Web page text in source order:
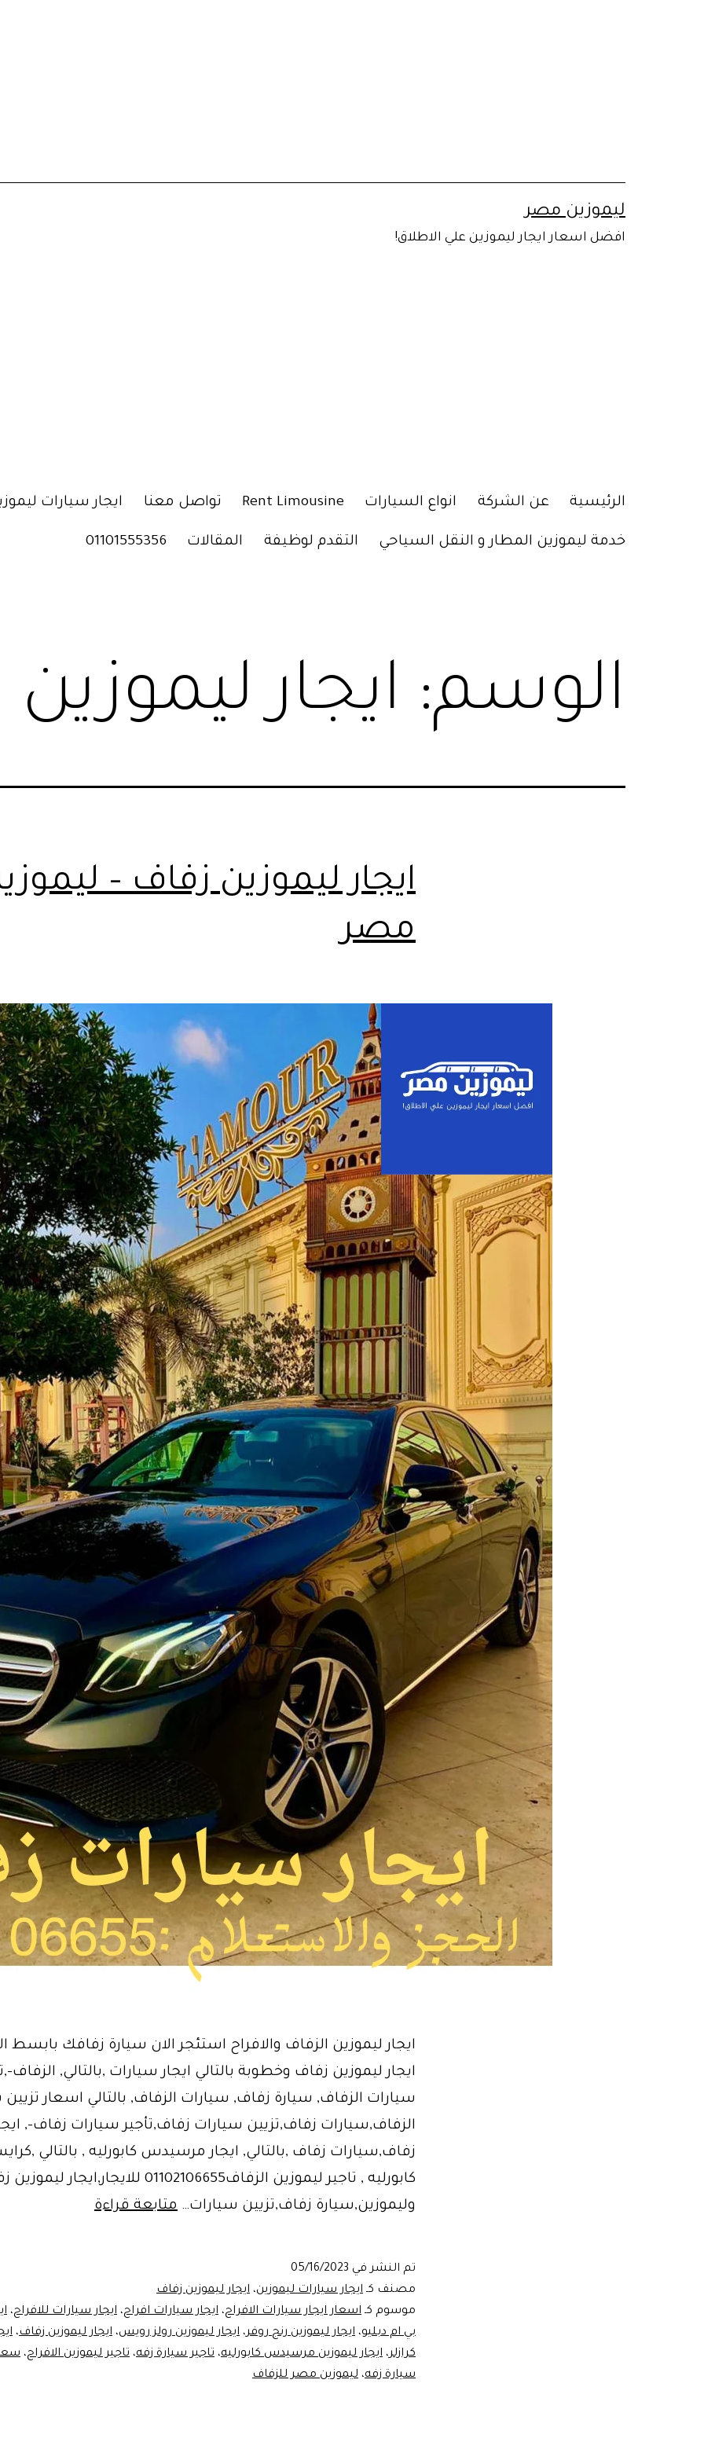
ليموزين مصر
افضل اسعار ايجار ليموزين علي الاطلاق!
الرئيسية عن الشركة انواع السيارات Rent Limousine تواصل معنا ايجار سيارات
خدمة ليموزين المطار و النقل السياحي التقدم لوظيفة المقالات 01101555356
الوسم: ايجار
ايجار ليموزين زفاف –
مصر
ايجار ليموزين الزفاف والافراح استئجر الان سيارة زفافك بابسط
ايجار ليموزين زفاف وخطوبة بالتالي ايجار سيارات ,بالتالي, الزفاف-
سيارات الزفاف, سيارة زفاف, سيارات الزفاف, بالتالي اسعار
الزفاف,سيارات زفاف,تزيين سيارات زفاف,تأجير سيارات زفاف-,
زفاف,سيارات زفاف ,بالتالي, ايجار مرسيدس كابورليه , بالتالي
كابورليه , تاجير ليموزين الزفاف01102106655 للايجار,ايجار
وليموزين,سيارة زفاف,تزيين سيارات… متابعة قراءة
ليموزين
مصر
تم النشر في 05/16/2023
مصنف كـ ايجار سيارات ليموزين، ايجار ليموزين زفاف
موسوم كـ اسعار ايجار سيارات الافراح، ايجار سيارات افراح، ايجار سيارات للافراح،
بي ام دبليو، ايجار ليموزين رنج روفر، ايجار ليموزين رولز رويس، ايجار ليموزين زفاف،
كرازلر، ايجار ليموزين مرسيدس كابورليه، تاجير سيارة زفه، تاجير ليموزين الافراح، سعر
سيارة زفه، ليموزين مصر للزفاف